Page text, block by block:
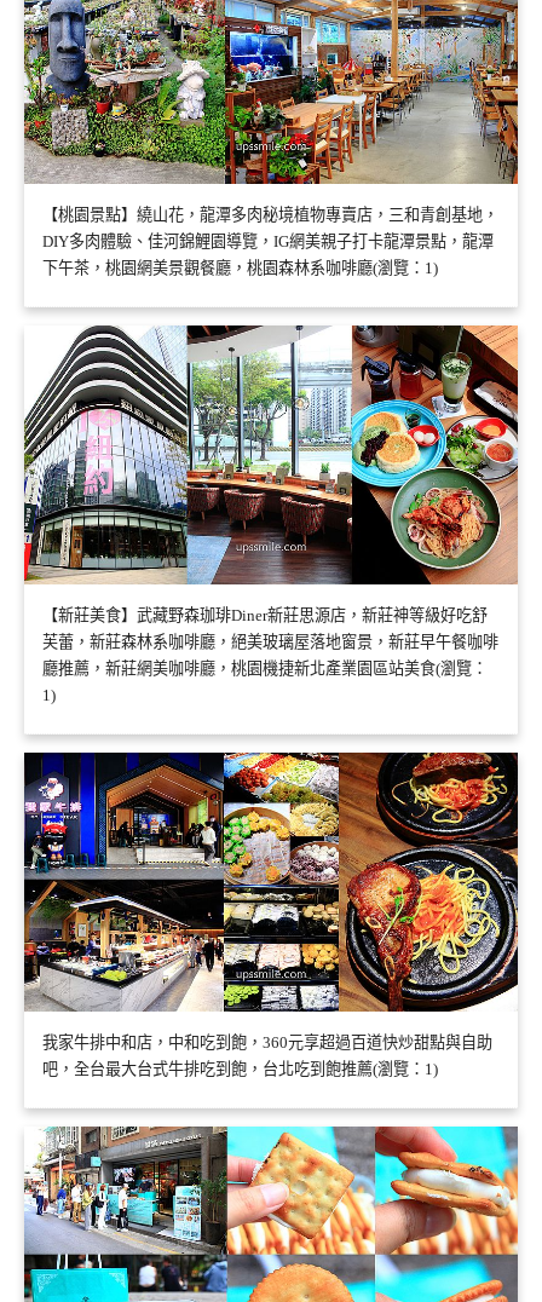
【桃園景點】繞山花，龍潭多肉秘境植物專賣店，三和青創基地，
DIY多肉體驗、佳河錦鯉園導覽，IG網美親子打卡龍潭景點，龍潭
下午茶，桃園網美景觀餐廳，桃園森林系咖啡廳(瀏覽：1)
【新莊美食】武藏野森珈琲Diner新莊思源店，新莊神等級好吃舒
芙蕾，新莊森林系咖啡廳，絕美玻璃屋落地窗景，新莊早午餐咖啡
廳推薦，新莊網美咖啡廳，桃園機捷新北產業園區站美食(瀏覽：
1)
我家牛排中和店，中和吃到飽，360元享超過百道快炒甜點與自助
吧，全台最大台式牛排吃到飽，台北吃到飽推薦(瀏覽：1)